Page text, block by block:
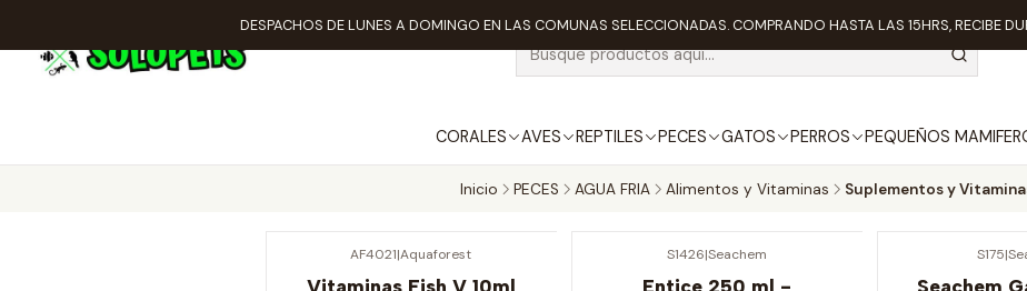
CORALES AVES REPTILES PECES GATOS PERROS PEQUEÑOS
DESPACHOS DE LUNES A DOMINGO EN LAS COMUNAS SELECCIONADAS. COMPRANDO HASTA LAS 15HRS, RECIBE
Inicio PECES AGUA FRIA Alimentos y Vitaminas Suplementos y
AF4021|Aquaforest
Vitaminas Fish V 10ml
S1426|Seachem
Entice 250 ml -
S175|
Seachem